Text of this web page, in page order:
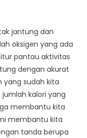
jantung dan
oksigen yang ada
pantau aktivitas
dengan akurat
yang sudah kita
kalori yang
membantu kita
membantu kita
tanda berupa